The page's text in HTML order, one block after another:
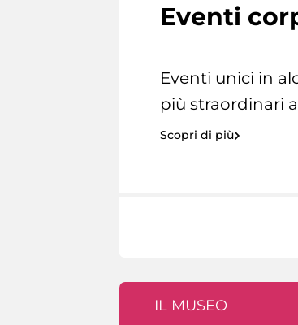
Eventi
Eventi unici in
più straordinari
Scopri di più
IL MUSEO